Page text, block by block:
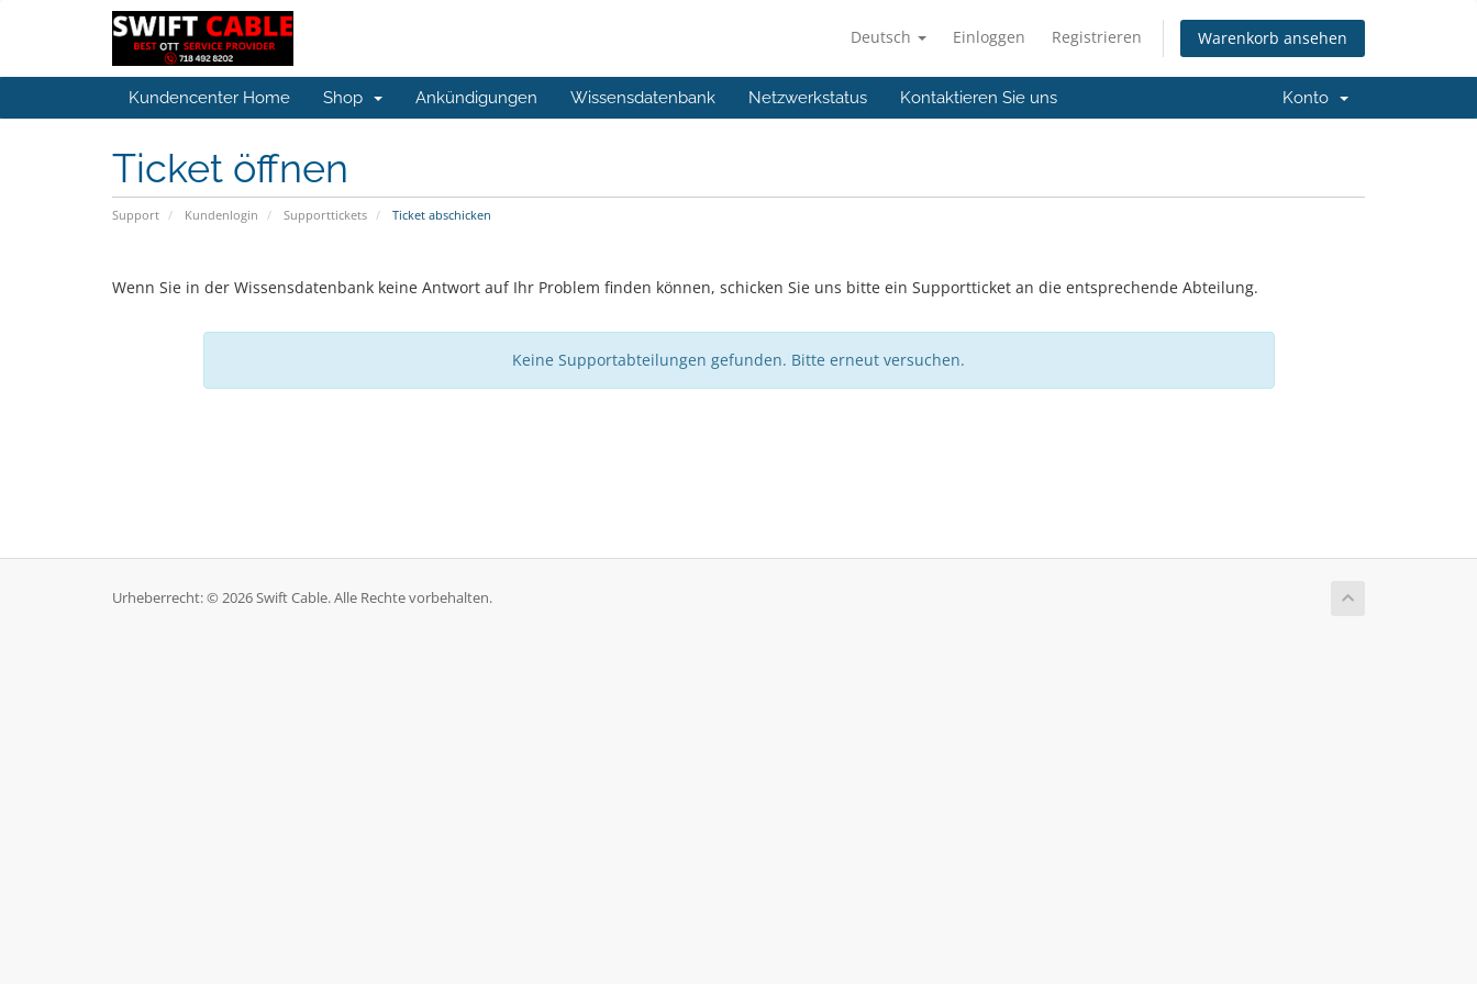
Deutsch Einloggen Registrieren Warenkorb ansehen
Kundencenter Home Shop Ankündigungen Wissensdatenbank Netzwerkstatus Kontaktieren Sie uns Konto
Ticket öffnen
Support Kundenlogin Supporttickets Ticket abschicken
Wenn Sie in der Wissensdatenbank keine Antwort auf Ihr Problem finden können, schicken Sie uns bitte ein Supportticket an die entsprechende Abteilung.
Keine Supportabteilungen gefunden. Bitte erneut versuchen.
Urheberrecht: © 2026 Swift Cable. Alle Rechte vorbehalten.